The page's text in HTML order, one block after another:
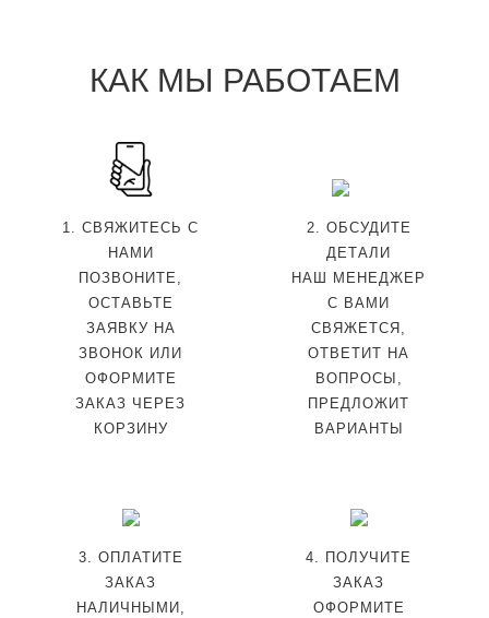
КАК МЫ РАБОТАЕМ
1. СВЯЖИТЕСЬ С
НАМИ
ПОЗВОНИТЕ,
ОСТАВЬТЕ
ЗАЯВКУ НА
ЗВОНОК ИЛИ
ОФОРМИТЕ
ЗАКАЗ ЧЕРЕЗ
КОРЗИНУ
2. ОБСУДИТЕ
ДЕТАЛИ
НАШ МЕНЕДЖЕР
С ВАМИ
СВЯЖЕТСЯ,
ОТВЕТИТ НА
ВОПРОСЫ,
ПРЕДЛОЖИТ
ВАРИАНТЫ
3. ОПЛАТИТЕ
ЗАКАЗ
НАЛИЧНЫМИ,
4. ПОЛУЧИТЕ
ЗАКАЗ
ОФОРМИТЕ